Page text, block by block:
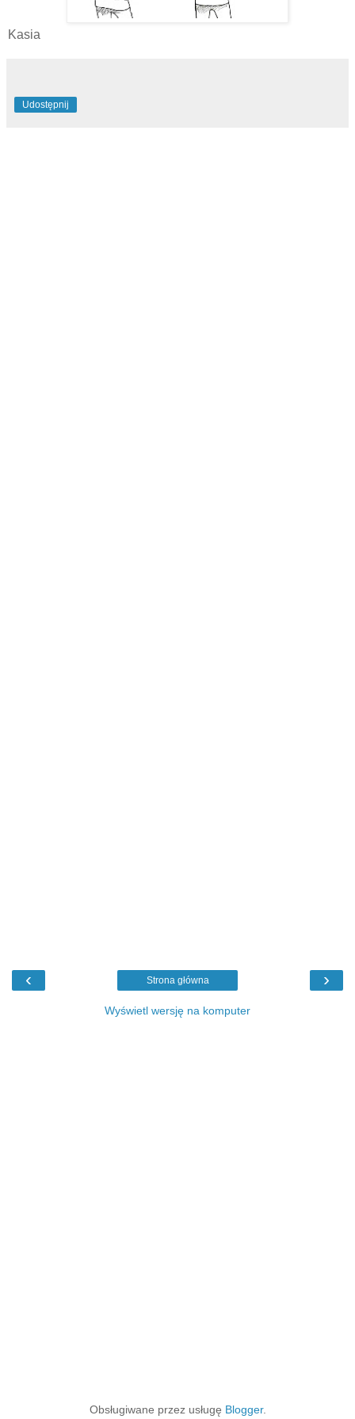
Kasia
Udostępnij
‹ ›
Strona główna
Wyświetl wersję na komputer
Obsługiwane przez usługę Blogger.